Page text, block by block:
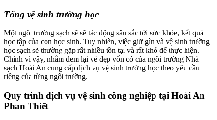
Tổng vệ sinh trường học
Một ngôi trường sạch sẽ sẽ tác động sâu sắc tới sức khỏe, kết quả
học tập của con học sinh. Tuy nhiên, việc giữ gìn và vệ sinh trường
học sạch sẽ thường gặp rất nhiều tồn tại và rất khó để thực hiện.
Chình vì vậy, nhằm đem lại vẻ đẹp vốn có của ngôi trường Nhà
sạch Hoài An cung cấp dịch vụ vệ sinh trường học theo yêu cầu
riêng của từng ngôi trường.
Quy trình dịch vụ vệ sinh công nghiệp tại Hoài An
Phan Thiết